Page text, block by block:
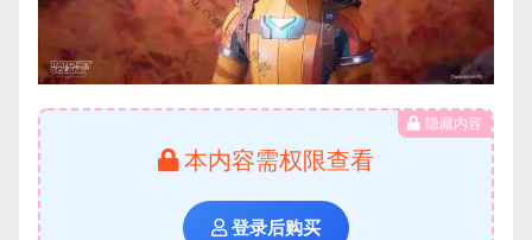
隐藏内容
本内容需权限查看
登录后购买